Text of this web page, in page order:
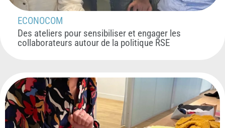
ECONOCOM
Des ateliers pour sensibiliser et engager les
collaborateurs autour de la politique RSE